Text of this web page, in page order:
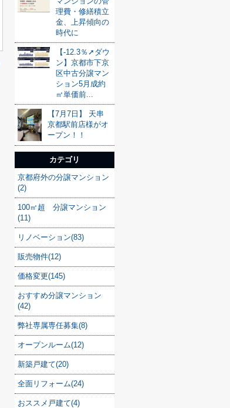
理費・修繕積立
金、上昇傾向の
時代に
【-12.3％➚ダウ
ン】京都市下京
区中古分譲マン
ション5月成約
㎡単価前...
【7月7日】 天串
京都駅前店様がオ
ープン！！
カテゴリ
京都府外の分譲マンション
(2)
100㎡超 分譲マンション
(11)
リノベーション(83)
販売物件(12)
価格変更(145)
おすすめ分譲マンション
(42)
弊社専属専任募集(8)
オープンルーム(12)
新築戸建て(20)
全面リフォーム(24)
おススメ戸建て(4)